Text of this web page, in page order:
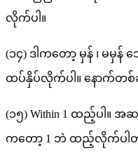
လိုက်ပါ။
(၁၄) ဒါကတော့ မှန် ၊ မမှန် သ
ထပ်နှိပ်လိုက်ပါ။ နောက်တစ်
(၁၅) Within 1 ထည့်ပါ။ အ
ကတော့ 1 ဘဲ ထည့်လိုက်ပါတ